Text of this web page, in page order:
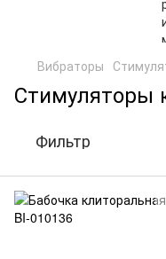
Вибраторы
Стимуляторы
Фильтр